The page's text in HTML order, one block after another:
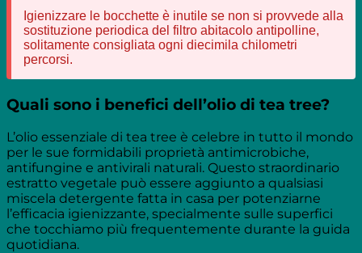
Igienizzare le bocchette è inutile se non si provvede alla
sostituzione periodica del filtro abitacolo antipolline,
solitamente consigliata ogni diecimila chilometri
percorsi.
Quali sono i benefici dell’olio di tea tree?
L’olio essenziale di tea tree è celebre in tutto il mondo
per le sue formidabili proprietà antimicrobiche,
antifungine e antivirali naturali. Questo straordinario
estratto vegetale può essere aggiunto a qualsiasi
miscela detergente fatta in casa per potenziarne
l’efficacia igienizzante, specialmente sulle superfici
che tocchiamo più frequentemente durante la guida
quotidiana.